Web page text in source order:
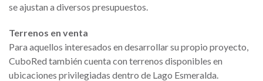
se ajustan a diversos presupuestos.
Terrenos en venta
Para aquellos interesados en desarrollar su propio proyecto,
CuboRed también cuenta con terrenos disponibles en
ubicaciones privilegiadas dentro de Lago Esmeralda.